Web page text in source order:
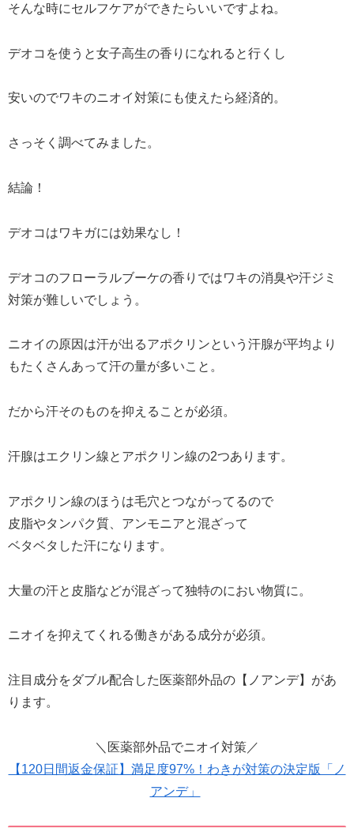
そんな時にセルフケアができたらいいですよね。
デオコを使うと女子高生の香りになれると行くし
安いのでワキのニオイ対策にも使えたら経済的。
さっそく調べてみました。
結論！
デオコはワキガには効果なし！
デオコのフローラルブーケの香りではワキの消臭や汗ジミ
対策が難しいでしょう。
ニオイの原因は汗が出るアポクリンという汗腺が平均より
もたくさんあって汗の量が多いこと。
だから汗そのものを抑えることが必須。
汗腺はエクリン線とアポクリン線の2つあります。
アポクリン線のほうは毛穴とつながってるので
皮脂やタンパク質、アンモニアと混ざって
ベタベタした汗になります。
大量の汗と皮脂などが混ざって独特のにおい物質に。
ニオイを抑えてくれる働きがある成分が必須。
注目成分をダブル配合した医薬部外品の【ノアンデ】があ
ります。
＼医薬部外品でニオイ対策／
【120日間返金保証】満足度97%！わきが対策の決定版「ノ
アンデ」